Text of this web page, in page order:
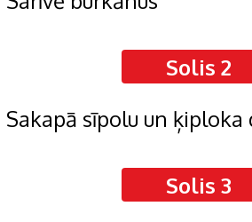
Solis 2
Sakapā sīpolu un ķiploka
Solis 3